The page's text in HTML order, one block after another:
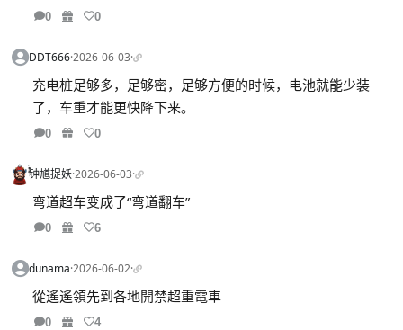
0 0
DDT666·2026-06-03·
充电桩足够多，足够密，足够方便的时候，电池就能少装
了，车重才能更快降下来。
0 0
钟馗捉妖·2026-06-03·
弯道超车变成了“弯道翻车”
0 6
dunama·2026-06-02·
從遙遙領先到各地開禁超重電車
0 4